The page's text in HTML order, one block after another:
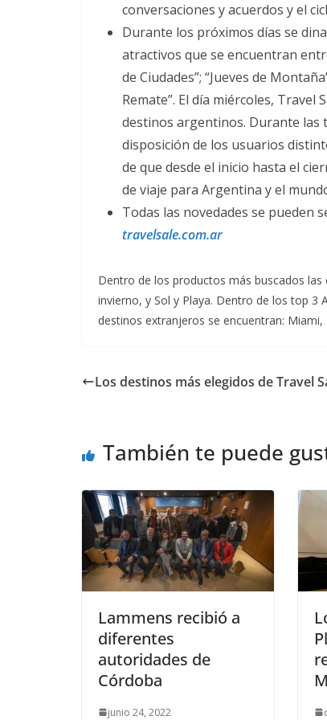
conversaciones y acuerdos y el
Durante los próximos días se
atractivos que se encuentran
de Ciudades”; “Jueves de
Remate”. El día miércoles,
destinos argentinos. Durante las
disposición de los usuarios
de que desde el inicio hasta el
de viaje para Argentina y el
Todas las novedades se pueden
travelsale.com.ar
Dentro de los productos más buscados
invierno, y Sol y Playa. Dentro de los top 3
destinos extranjeros se encuentran: Miami,
Los destinos más elegidos de Travel
También te puede
Lammens recibió a
diferentes
autoridades de
Córdoba
junio 24, 2022